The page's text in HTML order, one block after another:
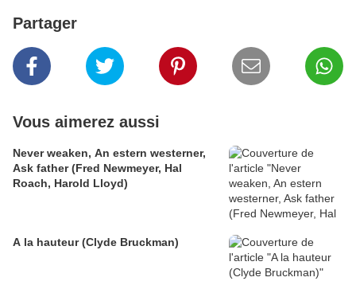
Partager
Vous aimerez aussi
Never weaken, An estern westerner,
Ask father (Fred Newmeyer, Hal
Roach, Harold Lloyd)
A la hauteur (Clyde Bruckman)